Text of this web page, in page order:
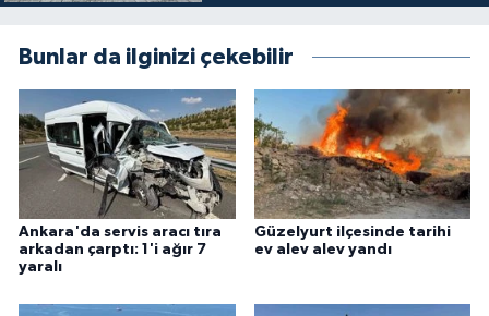
Bunlar da ilginizi çekebilir
Ankara'da servis aracı tıra
arkadan çarptı: 1'i ağır 7
yaralı
Güzelyurt ilçesinde tarihi
ev alev alev yandı